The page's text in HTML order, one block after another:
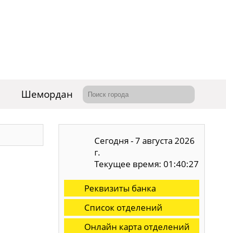
Шемордан
Сегодня - 7 августа 2026
г.
Текущее время: 01:40:28
Реквизиты банка
Список отделений
Онлайн карта отделений